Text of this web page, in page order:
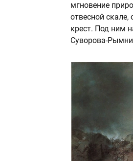
мгновение
отвесной
крест. Под ним
Суворова-